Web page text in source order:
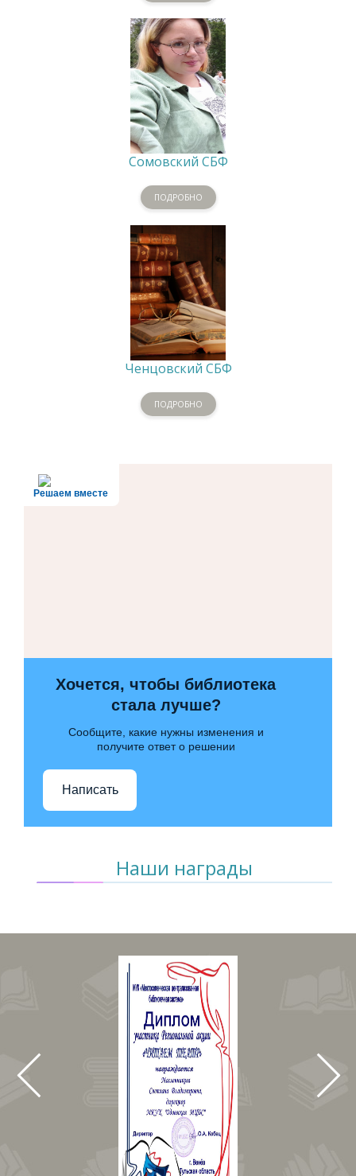
Сомовский СБФ
ПОДРОБНО
Ченцовский СБФ
ПОДРОБНО
Решаем вместе
Хочется, чтобы библиотека
стала лучше?
Сообщите, какие нужны изменения и
получите ответ о решении
Написать
Наши награды